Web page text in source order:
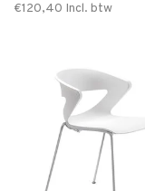
€120,40 Incl. btw